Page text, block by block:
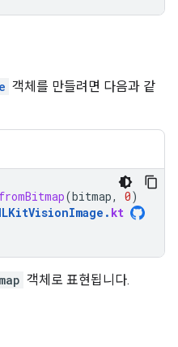
객체를 만들려면 다음과 같
fromBitmap(bitmap, 0)
. kt
객체로 표현됩니다.